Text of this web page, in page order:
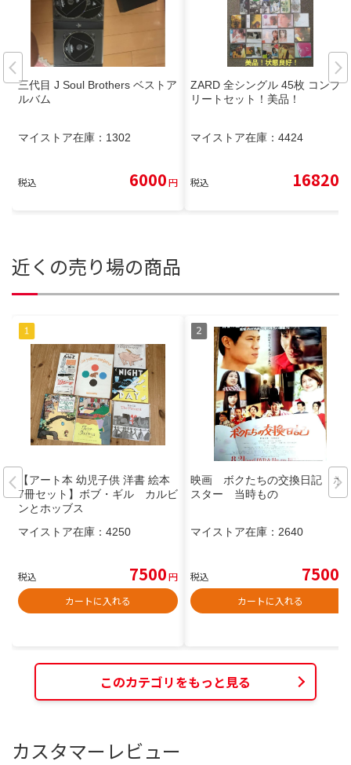
三代目 J Soul Brothers ベストア
ルバム
マイストア在庫： 1302
税込 6000円
ZARD 全シングル 45枚 コンプ
リートセット！美品！
マイストア在庫： 4424
税込 16820
近くの売り場の商品
【アート本 幼児子供 洋書 絵本
7冊セット】ボブ・ギル カルビ
ンとホッブス
マイストア在庫： 4250
税込 7500円
カートに入れる
映画 ボクたちの交換日記 ポ
スター 当時もの
マイストア在庫： 2640
税込 7500
カートに入れる
このカテゴリをもっと見る
カスタマーレビュー